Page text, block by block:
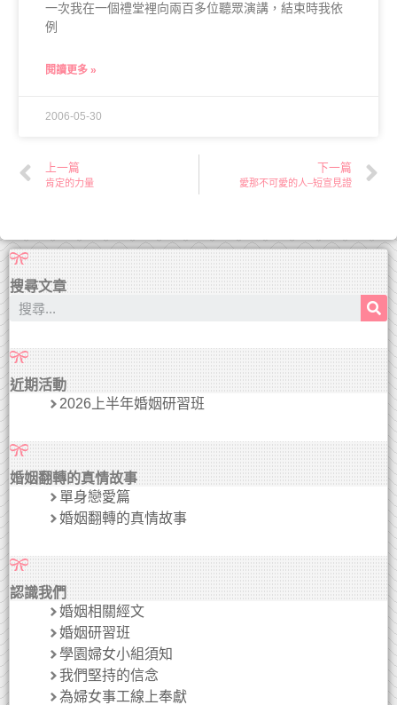
一次我在一個禮堂裡向兩百多位聽眾演講，結束時我依
例
閱讀更多 »
2006-05-30
上一篇
肯定的力量
下一篇
愛那不可愛的人–短宣見證
搜尋文章
近期活動
2026上半年婚姻研習班
婚姻翻轉的真情故事
單身戀愛篇
婚姻翻轉的真情故事
認識我們
婚姻相關經文
婚姻研習班
學園婦女小組須知
我們堅持的信念
為婦女事工線上奉獻